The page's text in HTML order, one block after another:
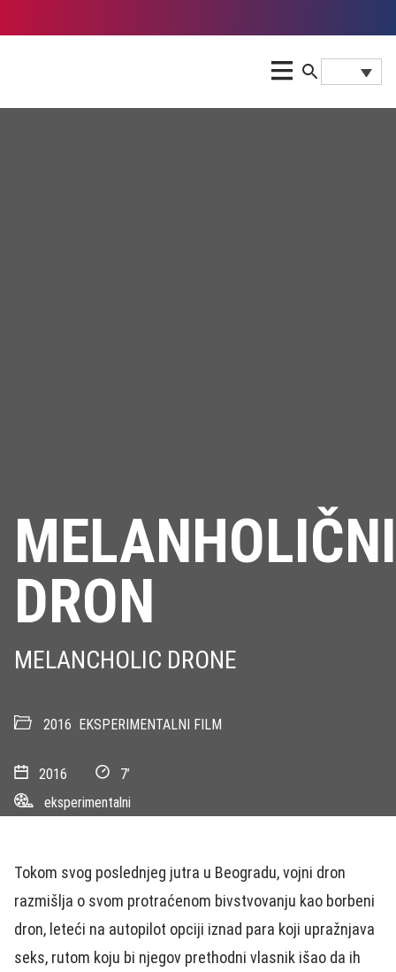
MELANHOLIČNI
DRON
MELANCHOLIC DRONE
2016 EKSPERIMENTALNI FILM
2016
7’
eksperimentalni
Tokom svog poslednjeg jutra u Beogradu, vojni dron
razmišlja o svom protraćenom bivstvovanju kao borbeni
dron, leteći na autopilot opciji iznad para koji upražnjava
seks, rutom koju bi njegov prethodni vlasnik išao da ih